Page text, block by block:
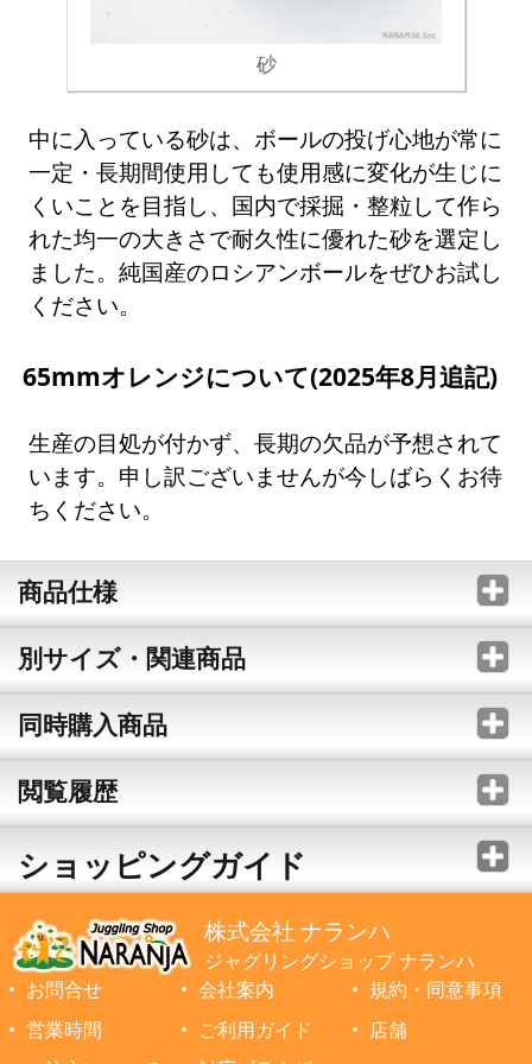
砂
中に入っている砂は、ボールの投げ心地が常に
一定・長期間使用しても使用感に変化が生じに
くいことを目指し、国内で採掘・整粒して作ら
れた均一の大きさで耐久性に優れた砂を選定し
ました。純国産のロシアンボールをぜひお試し
ください。
65mmオレンジについて(2025年8月追記)
生産の目処が付かず、長期の欠品が予想されて
います。申し訳ございませんが今しばらくお待
ちください。
商品仕様
別サイズ・関連商品
同時購入商品
閲覧履歴
ショッピングガイド
株式会社 ナランハ
ジャグリングショップ ナランハ
お問合せ
会社案内
規約・同意事項
営業時間
ご利用ガイド
店舗